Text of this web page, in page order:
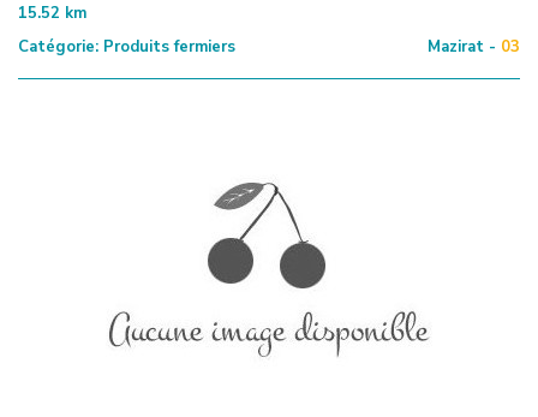
15.52 km
Catégorie: Produits fermiers Mazirat - 03